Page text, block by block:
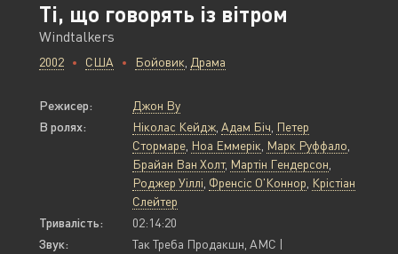
Ті, що говорять із вітром
Windtalkers
2002 США Бойовик Драма
Режисер:
Джон Ву
В ролях:
Ніколас Кейдж Адам Біч Петер
Стормаре Ноа Еммерік Марк Руффало
Брайан Ван Холт, Мартін Гендерсон
Роджер Уіллі Френсіс О'Коннор Крістіан
Слейтер
Тривалість:
02:14:20
Звук:
Так Треба Продакшн, AMC |